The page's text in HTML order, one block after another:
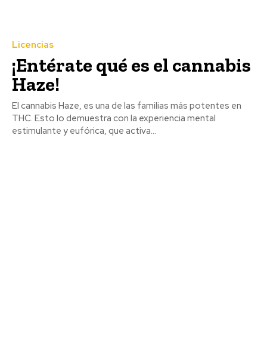
Licencias
¡Entérate qué es el cannabis
Haze!
El cannabis Haze, es una de las familias más potentes en
THC. Esto lo demuestra con la experiencia mental
estimulante y eufórica, que activa...